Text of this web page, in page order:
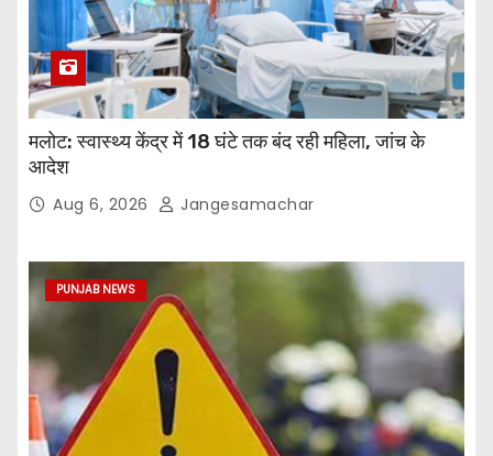
मलोट: स्वास्थ्य केंद्र में 18 घंटे तक बंद रही महिला, जांच के
आदेश
Aug 6, 2026 Jangesamachar
PUNJAB NEWS